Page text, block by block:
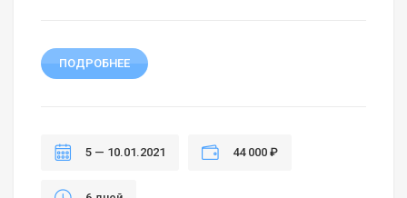
ПОДРОБНЕЕ
5 — 10.01.2021 44 000 ₽